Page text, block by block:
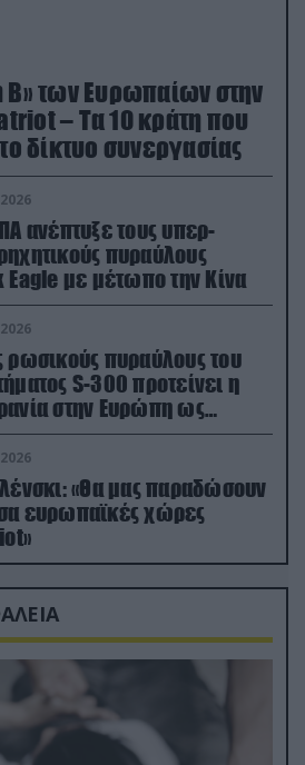
Β» των Ευρωπαίων στην
– Τα 10 κράτη που
δίκτυο συνεργασίας
ανέπτυξε τους υπερ-
πυραύλους
Eagle με μέτωπο την Κίνα
ρωσικούς πυραύλους του
S-300 προτείνει η
στην Ευρώπη ως
σύστημα
«Θα μας παραδώσουν
ευρωπαϊκές χώρες